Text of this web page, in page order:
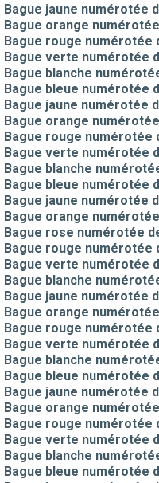
Bague jaune numérotée
Bague orange
Bague rouge numérotée
Bague verte numérotée
Bague blanche
Bague bleue numérotée
Bague jaune numérotée
Bague orange
Bague rouge numérotée
Bague verte numérotée
Bague blanche
Bague bleue numérotée
Bague jaune numérotée
Bague orange
Bague rose numérotée
Bague rouge numérotée
Bague verte numérotée
Bague blanche
Bague jaune numérotée
Bague orange
Bague rouge numérotée
Bague verte numérotée
Bague blanche
Bague bleue numérotée
Bague jaune numérotée
Bague orange
Bague rouge numérotée
Bague verte numérotée
Bague blanche
Bague bleue numérotée